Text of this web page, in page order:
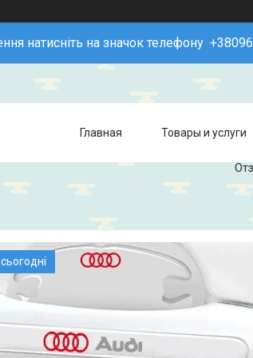
натисніть на значок телефону
Главная Товары и услуги